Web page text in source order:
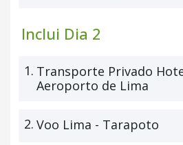
Inclui Dia 2
1. Transporte Privado
Aeroporto de Lima
2. Voo Lima - Tarapoto